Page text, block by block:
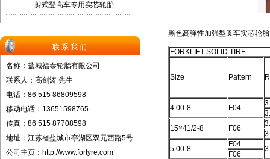
剪式登高车专用实芯轮胎
联系我们
名称：盐城福泰轮胎有限公司
联系人：高剑涛 先生
电话：86 515 86809598
移动电话：13651598765
传真：86 515 87708598
地址：江苏省盐城市亭湖区双元西路5号
公司主页： http://www.fortyre.com
黑色高弹性加强型叉车实芯轮
FORKLIFT SOLID TIRE
Size Pattern
4.00-8 F04
3
15×41/2-8
F06
3
5.00-8
F04
3
F06